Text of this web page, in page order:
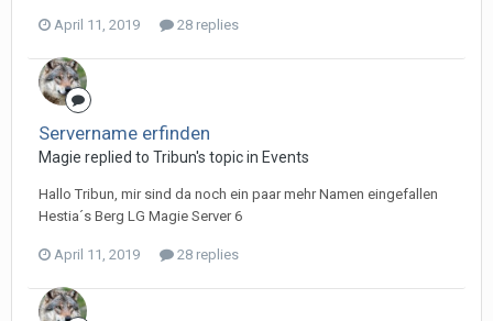
April 11, 2019 28 replies
Servername erfinden
Magie replied to Tribun's topic in Events
Hallo Tribun, mir sind da noch ein paar mehr Namen eingefallen
Hestia´s Berg LG Magie Server 6
April 11, 2019 28 replies